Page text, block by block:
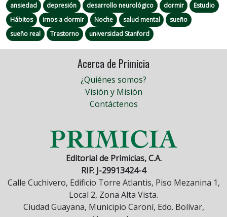
ansiedad depresión desarrollo neurológico dormir
Estudio
Hábitos
irnos a dormir Noche salud mental
sueño
sueño real
Trastorno universidad Stanford
Acerca de Primicia
¿Quiénes somos?
Visión y Misión
Contáctenos
Editorial de Primicias, C.A.
RIF: J-29913424-4
Calle Cuchivero, Edificio Torre Atlantis, Piso Mezanina 1,
Local 2, Zona Alta Vista.
Ciudad Guayana, Municipio Caroní, Edo. Bolívar,